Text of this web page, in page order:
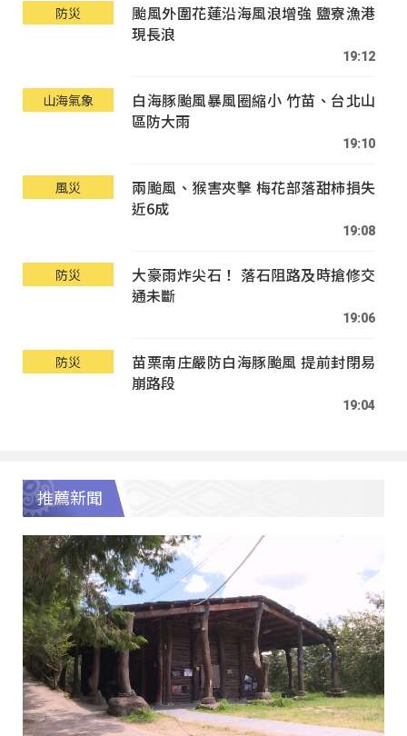
防災
颱風外圍花蓮沿海風浪增強 鹽寮漁港
現長浪
19:12
山海氣象
白海豚颱風暴風圈縮小 竹苗、台北山
區防大雨
19:10
風災
兩颱風、猴害夾擊 梅花部落甜柿損失
近6成
19:08
防災
大豪雨炸尖石！ 落石阻路及時搶修交
通未斷
19:06
防災
苗栗南庄嚴防白海豚颱風 提前封閉易
崩路段
19:04
推薦新聞